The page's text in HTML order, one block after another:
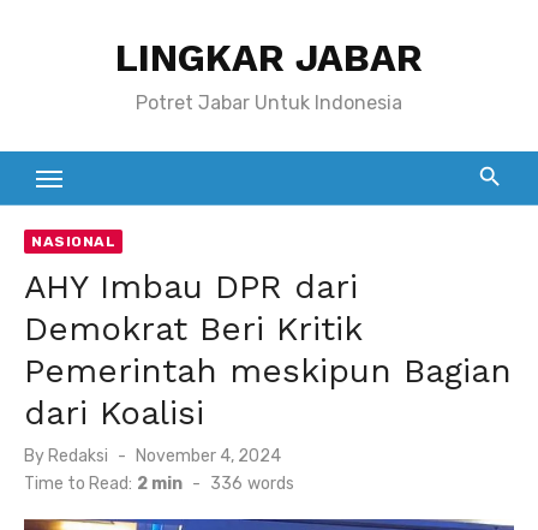
LINGKAR JABAR
Potret Jabar Untuk Indonesia
NASIONAL
AHY Imbau DPR dari
Demokrat Beri Kritik
Pemerintah meskipun Bagian
dari Koalisi
By Redaksi
Posted
on
November 4, 2024
Time to Read: 2 min - 336 words